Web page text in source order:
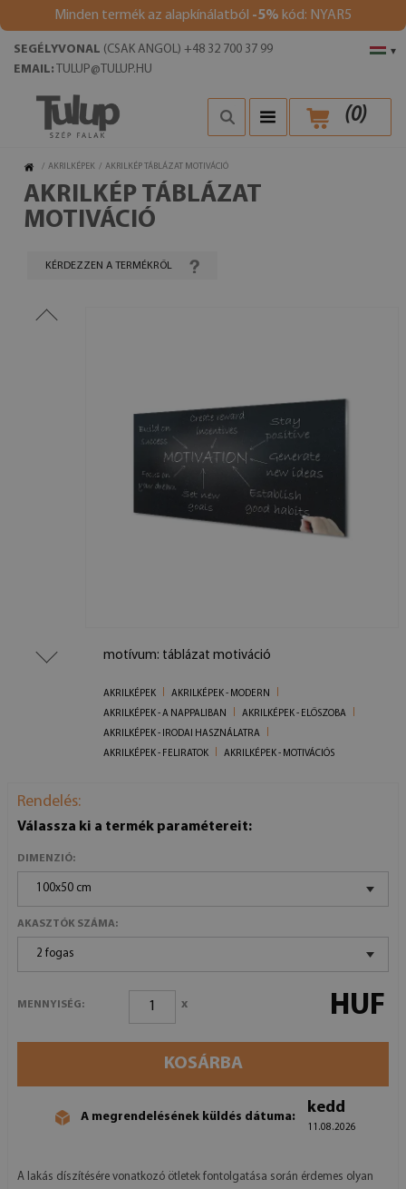
Minden termék az alapkínálatból -5% kód: NYAR5
▾
SEGÉLYVONAL (CSAK ANGOL) +48 32 700 37 99
EMAIL: TULUP@TULUP.HU
(0)
/ AKRILKÉPEK / AKRILKÉP TÁBLÁZAT MOTIVÁCIÓ
AKRILKÉP TÁBLÁZAT
MOTIVÁCIÓ
KÉRDEZZEN A TERMÉKRŐL
motívum: táblázat motiváció
AKRILKÉPEK
AKRILKÉPEK - MODERN
AKRILKÉPEK - A NAPPALIBAN
AKRILKÉPEK - ELŐSZOBA
AKRILKÉPEK - IRODAI HASZNÁLATRA
AKRILKÉPEK - FELIRATOK
AKRILKÉPEK - MOTIVÁCIÓS
Rendelés:
Válassza ki a termék paramétereit:
DIMENZIÓ:
100x50 cm
AKASZTÓK SZÁMA:
2 fogas
MENNYISÉG: x HUF
KOSÁRBA
A megrendelésének küldés dátuma:
kedd
11.08.2026
A lakás díszítésére vonatkozó ötletek fontolgatása során érdemes olyan